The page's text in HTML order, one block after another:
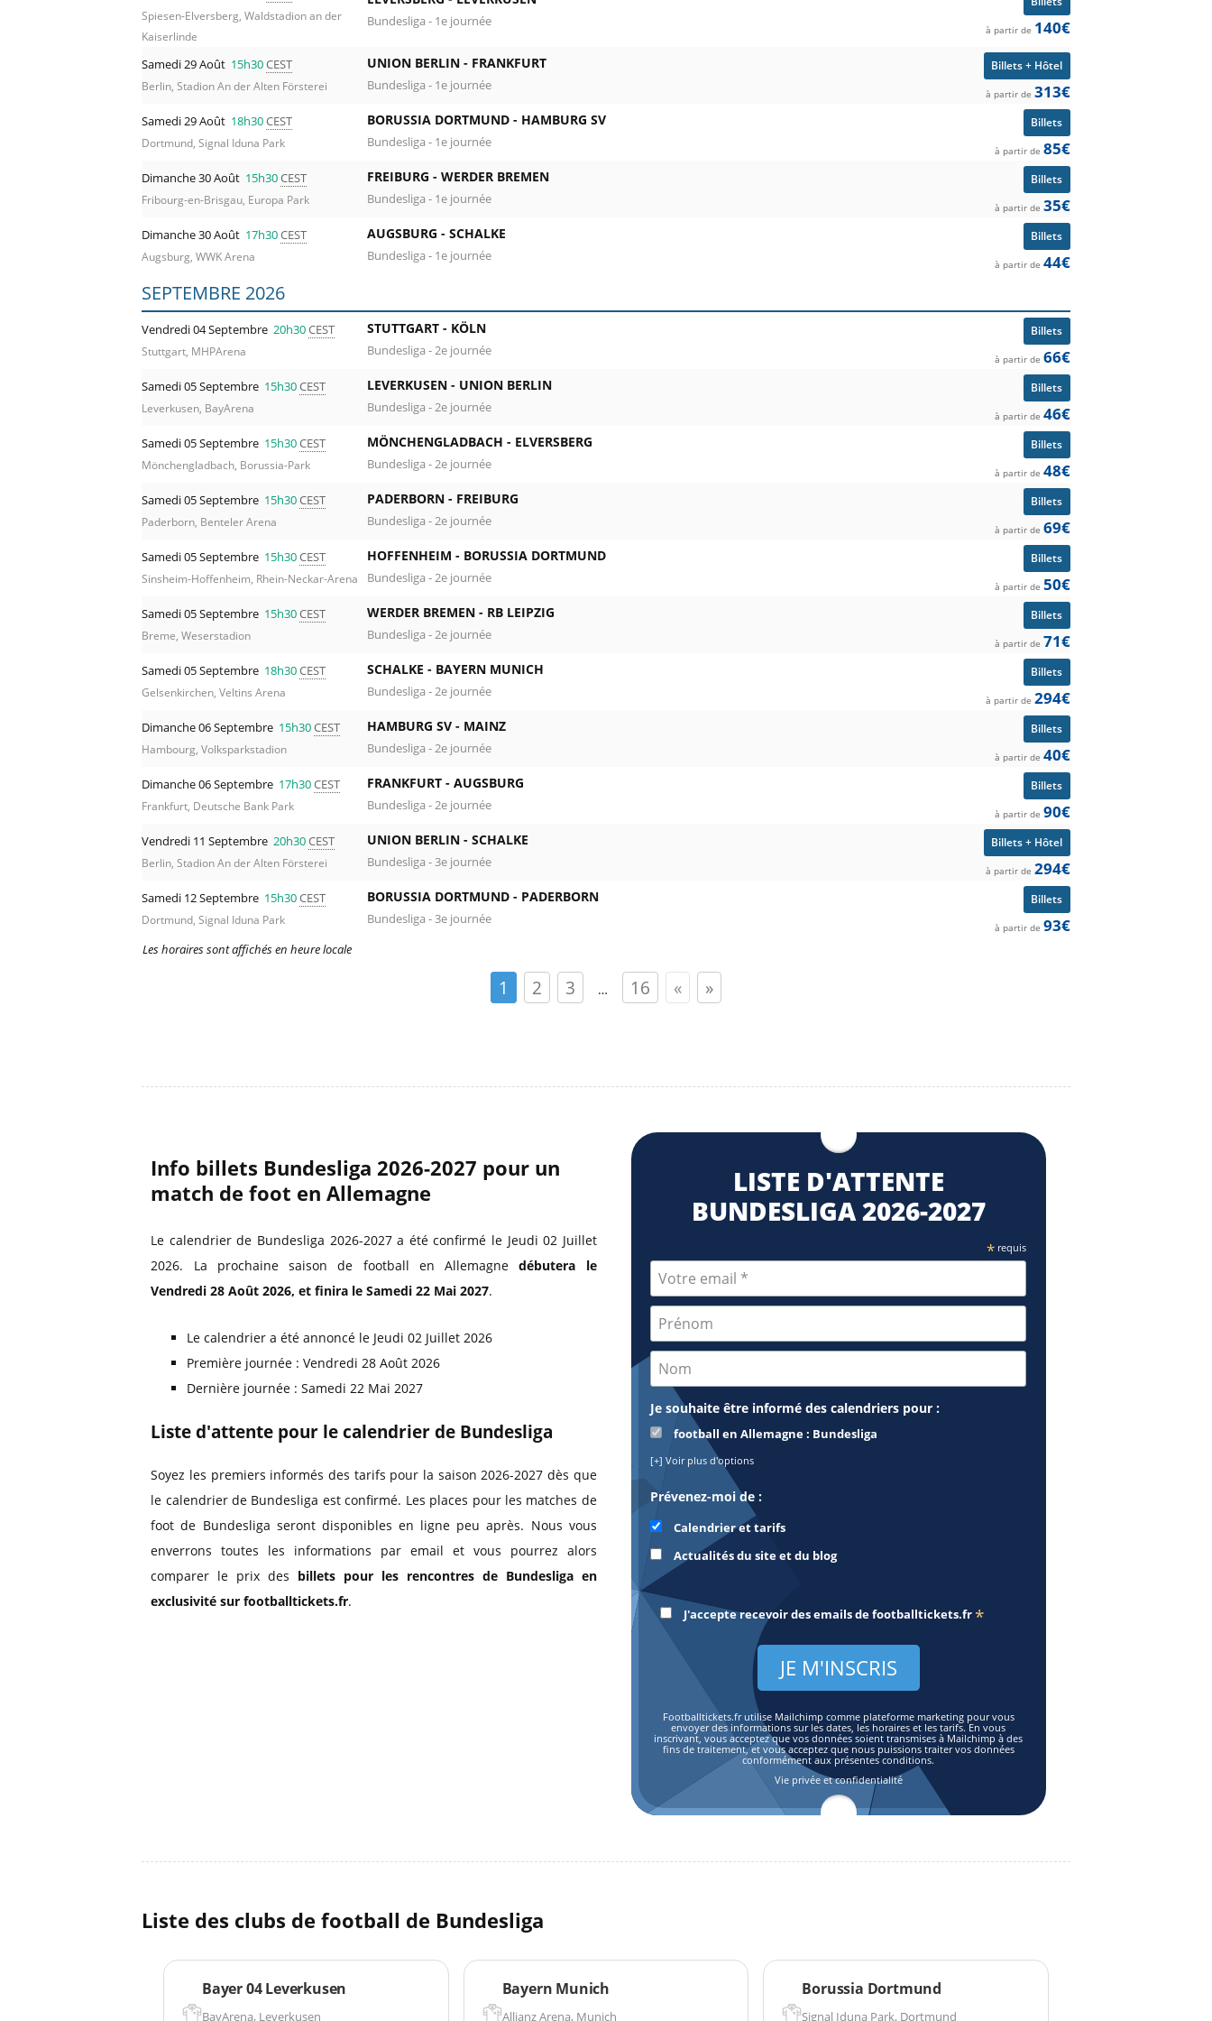
Les horaires sont affichés en heure locale
Spiesen-Elversberg, Waldstadion an der
Kaiserlinde
Bundesliga - 1e journée
à partir de 140€
Samedi 29 Août 15h30CEST
Berlin, Stadion An der Alten Försterei
Billets + Hôtel
UNION BERLIN - FRANKFURT
Bundesliga - 1e journée
à partir de 313€
Samedi 29 Août 18h30CEST
Dortmund, Signal Iduna Park
Billets
BORUSSIA DORTMUND - HAMBURG SV
Bundesliga - 1e journée
à partir de 85€
Dimanche 30 Août 15h30CEST
Fribourg-en-Brisgau, Europa Park
Billets
FREIBURG - WERDER BREMEN
Bundesliga - 1e journée
à partir de 35€
Dimanche 30 Août 17h30CEST
Augsburg, WWK Arena
Billets
AUGSBURG - SCHALKE
Bundesliga - 1e journée
à partir de 44€
SEPTEMBRE 2026
Vendredi 04 Septembre 20h30CEST
Stuttgart, MHPArena
Billets
STUTTGART - KÖLN
Bundesliga - 2e journée
à partir de 66€
Samedi 05 Septembre 15h30CEST
Leverkusen, BayArena
Billets
LEVERKUSEN - UNION BERLIN
Bundesliga - 2e journée
à partir de 46€
Samedi 05 Septembre 15h30CEST
Mönchengladbach, Borussia-Park
Billets
MÖNCHENGLADBACH - ELVERSBERG
Bundesliga - 2e journée
à partir de 48€
Samedi 05 Septembre 15h30CEST
Paderborn, Benteler Arena
Billets
PADERBORN - FREIBURG
Bundesliga - 2e journée
à partir de 69€
Samedi 05 Septembre 15h30CEST
Sinsheim-Hoffenheim, Rhein-Neckar-Arena
Billets
HOFFENHEIM - BORUSSIA DORTMUND
Bundesliga - 2e journée
à partir de 50€
Samedi 05 Septembre 15h30CEST
Breme, Weserstadion
Billets
WERDER BREMEN - RB LEIPZIG
Bundesliga - 2e journée
à partir de 71€
Samedi 05 Septembre 18h30CEST
Gelsenkirchen, Veltins Arena
Billets
SCHALKE - BAYERN MUNICH
Bundesliga - 2e journée
à partir de 294€
Dimanche 06 Septembre 15h30CEST
Hambourg, Volksparkstadion
Billets
HAMBURG SV - MAINZ
Bundesliga - 2e journée
à partir de 40€
Dimanche 06 Septembre 17h30CEST
Frankfurt, Deutsche Bank Park
Billets
FRANKFURT - AUGSBURG
Bundesliga - 2e journée
à partir de 90€
Vendredi 11 Septembre 20h30CEST
Berlin, Stadion An der Alten Försterei
Billets + Hôtel
UNION BERLIN - SCHALKE
Bundesliga - 3e journée
à partir de 294€
Samedi 12 Septembre 15h30CEST
Dortmund, Signal Iduna Park
Billets
BORUSSIA DORTMUND - PADERBORN
Bundesliga - 3e journée
à partir de 93€
1 2 3 … 16 « »
Info billets Bundesliga 2026-2027 pour un
match de foot en Allemagne
Le calendrier de Bundesliga 2026-2027 a été confirmé le Jeudi 02 Juillet
2026. La prochaine saison de football en Allemagnedébutera le
Vendredi 28 Août 2026, et finira le Samedi 22 Mai 2027.
Le calendrier a été annoncé le Jeudi 02 Juillet 2026
Première journée : Vendredi 28 Août 2026
Dernière journée : Samedi 22 Mai 2027
Liste d'attente pour le calendrier de Bundesliga
Soyez les premiers informés des tarifs pour la saison 2026-2027 dès que
le calendrier de Bundesliga est confirmé. Les places pour les matches de
foot de Bundesliga seront disponibles en ligne peu après. Nous vous
enverrons toutes les informations par email et vous pourrez alors
comparer le prix des billets pour les rencontres de Bundesliga en
exclusivité sur footballtickets.fr.
LISTE D'ATTENTE
BUNDESLIGA 2026-2027
* requis
Je souhaite être informé des calendriers pour :
football en Allemagne : Bundesliga
[+] Voir plus d'options
Prévenez-moi de :
Calendrier et tarifs
Actualités du site et du blog
J'accepte recevoir des emails defootballtickets.fr *
Footballtickets.fr utilise Mailchimp comme plateforme marketing pour vous
envoyer des informations sur les dates, les horaires et les tarifs. En vous
inscrivant, vous acceptez que vos données soient transmises à Mailchimp à des
fins de traitement, et vous acceptez que nous puissions traiter vos données
conformément aux présentes conditions.
Vie privée et confidentialité
Liste des clubs de football de Bundesliga
Bayer 04 Leverkusen
BayArena, Leverkusen
Bayern Munich
Allianz Arena, Munich
Borussia Dortmund
Signal Iduna Park, Dortmund